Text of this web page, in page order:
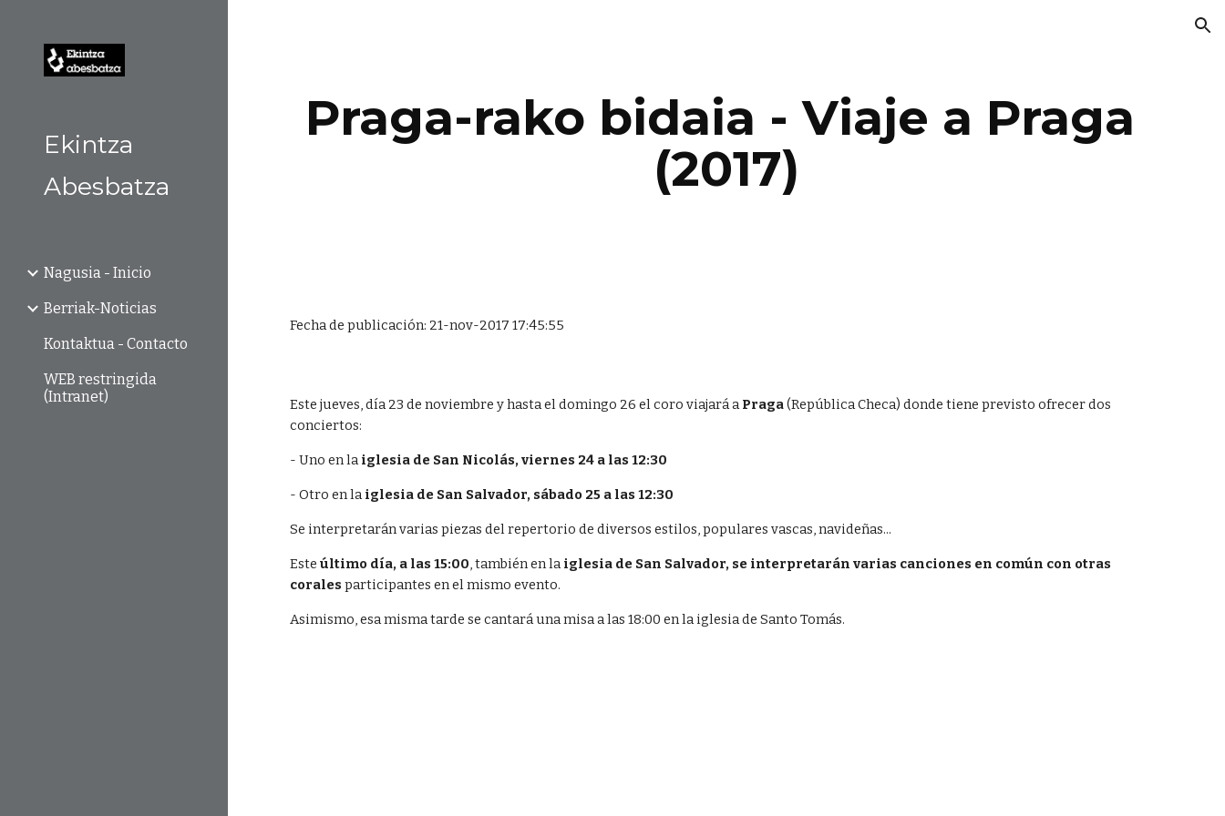
Ekintza
Abesbatza
Nagusia - Inicio
Berriak-Noticias
Kontaktua - Contacto
WEB restringida
(Intranet)
Praga-rako bidaia - Viaje a Praga
(2017)
Fecha de publicación: 21-nov-2017 17:45:55
Este jueves, día 23 de noviembre y hasta el domingo 26 el coro viajará a Praga (República Checa) donde tiene previsto ofrecer dos
conciertos:
- Uno en la iglesia de San Nicolás, viernes 24 a las 12:30
- Otro en la iglesia de San Salvador, sábado 25 a las 12:30
Se interpretarán varias piezas del repertorio de diversos estilos, populares vascas, navideñas...
Este último día, a las 15:00, también en la iglesia de San Salvador, se interpretarán varias canciones en común con otras
corales participantes en el mismo evento.
Asimismo, esa misma tarde se cantará una misa a las 18:00 en la iglesia de Santo Tomás.